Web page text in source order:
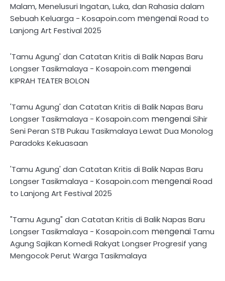
Malam, Menelusuri Ingatan, Luka, dan Rahasia dalam
Sebuah Keluarga - Kosapoin.com mengenaiRoad to
Lanjong Art Festival 2025
'Tamu Agung' dan Catatan Kritis di Balik Napas Baru
Longser Tasikmalaya - Kosapoin.com mengenai
KIPRAH TEATER BOLON
'Tamu Agung' dan Catatan Kritis di Balik Napas Baru
Longser Tasikmalaya - Kosapoin.com mengenaiSihir
Seni Peran STB Pukau Tasikmalaya Lewat Dua Monolog
Paradoks Kekuasaan
'Tamu Agung' dan Catatan Kritis di Balik Napas Baru
Longser Tasikmalaya - Kosapoin.com mengenaiRoad
to Lanjong Art Festival 2025
"Tamu Agung" dan Catatan Kritis di Balik Napas Baru
Longser Tasikmalaya - Kosapoin.com mengenai Tamu
Agung Sajikan Komedi Rakyat Longser Progresif yang
Mengocok Perut Warga Tasikmalaya